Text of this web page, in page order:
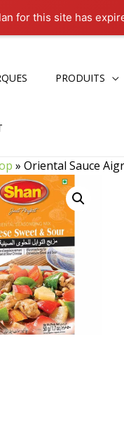
for this site has
PRODUITS
»Oriental Sauce